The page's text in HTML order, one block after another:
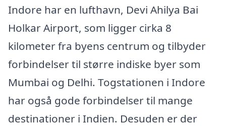
Indore har en lufthavn, Devi Ahilya Bai
Holkar Airport, som ligger cirka 8
kilometer fra byens centrum og tilbyder
forbindelser til større indiske byer som
Mumbai og Delhi. Togstationen i Indore
har også gode forbindelser til mange
destinationer i Indien. Desuden er der